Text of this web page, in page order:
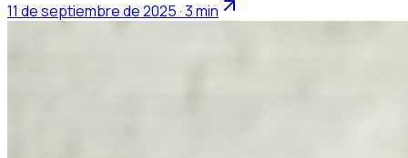
11 de septiembre de 2025 · 3 min